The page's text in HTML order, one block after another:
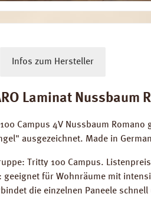
Infos zum Hersteller
Laminat Nussbaum
Campus 4V Nussbaum
ausgezeichnet. Made in
Tritty 100 Campus.
für Wohnräume mit
die einzelnen Paneele